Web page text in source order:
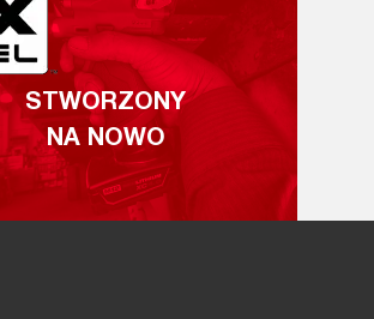
STWORZONY
NA NOWO